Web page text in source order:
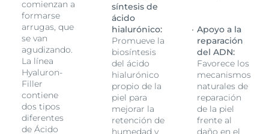
comienzan a
formarse
arrugas, que
se van
agudizando.
La línea
Hyaluron-
Filler
contiene
dos tipos
diferentes
de Ácido
síntesis de
ácido
hialurónico:
Promueve la
biosíntesis
del ácido
hialurónico
propio de la
piel para
mejorar la
retención de
humedad y
Apoyo a la
reparación
del ADN:
Favorece los
mecanismos
naturales de
reparación
de la piel
frente al
daño en el